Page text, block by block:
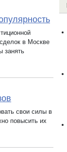
в Москве
занять
свои силы в
повысить их